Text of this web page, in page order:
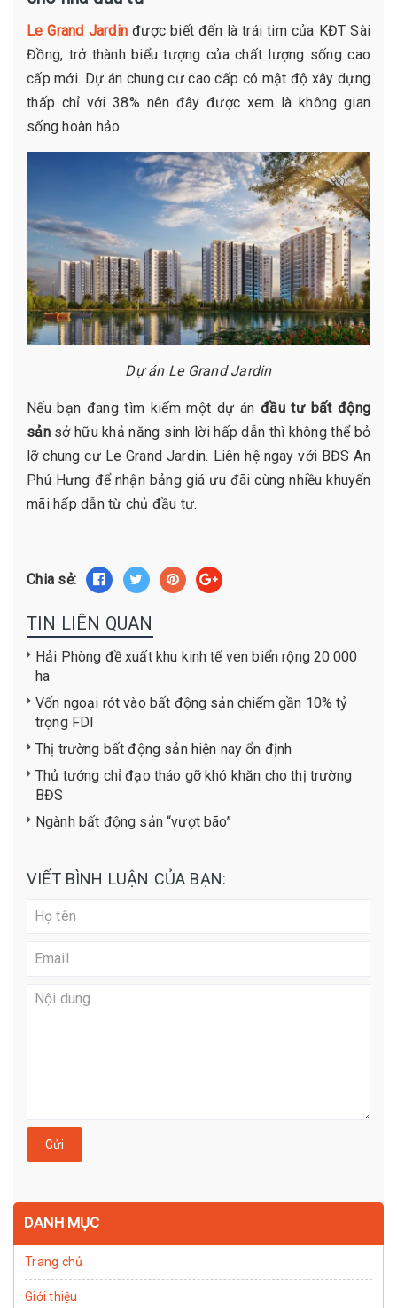
Le Grand Jardin được biết đến là trái tim của KĐT Sài
Đồng, trở thành biểu tượng của chất lượng sống cao
cấp mới. Dự án chung cư cao cấp có mật độ xây dựng
thấp chỉ với 38% nên đây được xem là không gian
sống hoàn hảo.
Dự án Le Grand Jardin
Nếu bạn đang tìm kiếm một dự ánđầu tư bất động
sảnsở hữu khả năng sinh lời hấp dẫn thì không thể bỏ
lỡ chung cư Le Grand Jardin. Liên hệ ngay với BĐS An
Phú Hưng để nhận bảng giá ưu đãi cùng nhiều khuyến
mãi hấp dẫn từ chủ đầu tư.
Chia sẻ:
TIN LIÊN QUAN
Hải Phòng đề xuất khu kinh tế ven biển rộng 20.000
ha
Vốn ngoại rót vào bất động sản chiếm gần 10% tỷ
trọng FDI
Thị trường bất động sản hiện nay ổn định
Thủ tướng chỉ đạo tháo gỡ khó khăn cho thị trường
BĐS
Ngành bất động sản “vượt bão”
VIẾT BÌNH LUẬN CỦA BẠN:
Gửi
DANH MỤC
Trang chủ
Giới thiệu